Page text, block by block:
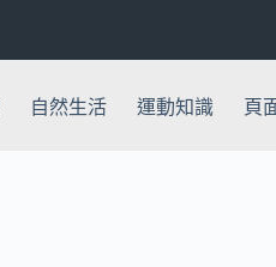
自然生活 運動知識 頁